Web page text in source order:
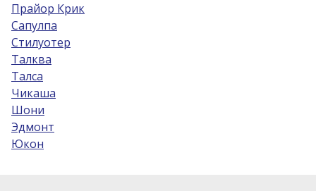
Прайор Крик
Сапулпа
Стилуотер
Талква
Талса
Чикаша
Шони
Эдмонт
Юкон